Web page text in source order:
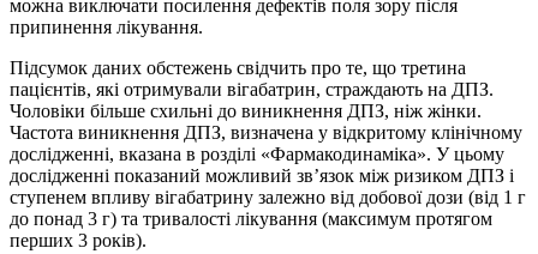
можна виключати посилення дефектів поля зору після
припинення лікування.
Підсумок даних обстежень свідчить про те, що третина
пацієнтів, які отримували вігабатрин, страждають на ДПЗ.
Чоловіки більше схильні до виникнення ДПЗ, ніж жінки.
Частота виникнення ДПЗ, визначена у відкритому клінічному
дослідженні, вказана в розділі «Фармакодинаміка». У цьому
дослідженні показаний можливий зв’язок між ризиком ДПЗ і
ступенем впливу вігабатрину залежно від добової дози (від 1 г
до понад 3 г) та тривалості лікування (максимум протягом
перших 3 років).